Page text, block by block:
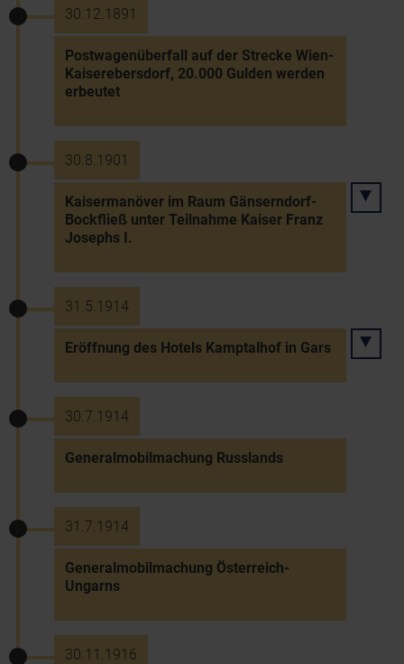
30.12.1891
Postwagenüberfall auf der Strecke Wien-
Kaiserebersdorf, 20.000 Gulden werden
erbeutet
30.8.1901
Kaisermanöver im Raum Gänserndorf-
Bockfließ unter Teilnahme Kaiser Franz
Josephs I.
31.5.1914
Eröffnung des Hotels Kamptalhof in Gars
30.7.1914
Generalmobilmachung Russlands
31.7.1914
Generalmobilmachung Österreich-
Ungarns
30.11.1916